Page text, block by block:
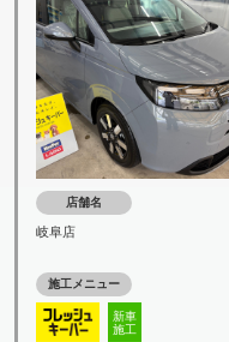
店舗名
岐阜店
施工メニュー
新車
施工